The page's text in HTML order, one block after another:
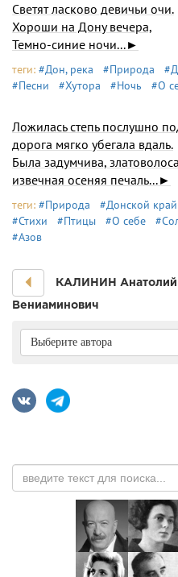
Светят ласково девичьи очи.
Хороши на Дону вечера,
Темно-синие ночи...►
теги: #Дон, река #Природа
#Песни
#Хутора #Ночь #О
Ложилась степь послушно
дорога мягко убегала вдаль.
Была задумчива, златоволоса
извечная осеняя печаль...►
теги: #Природа #Донской край
#Стихи
#Птицы #О себе
#Азов
КАЛИНИН Анатолий
Вениаминович
Выберите автора